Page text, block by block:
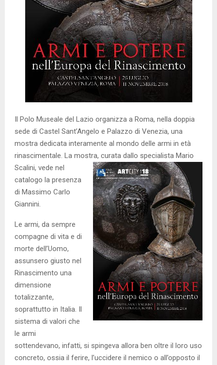
Il Polo Museale del Lazio organizza a Roma, nella doppia
sede di Castel Sant’Angelo e Palazzo di Venezia, una
mostra dedicata interamente al mondo delle armi in età
rinascimentale. La mostra, curata dallo specialista Mario
Scalini, vede nel
catalogo la presenza
di Massimo Carlo
Giannini.
Le armi, da sempre
compagne di vita e di
morte dell’Uomo,
assunsero giusto nel
Rinascimento una
dimensione
totalizzante,
soprattutto in Italia. Il
sistema di valori che
le armi
sottendevano, infatti, si spingeva allora ben oltre il loro uso
concreto, ossia il ferire, l’uccidere il nemico o all’opposto il